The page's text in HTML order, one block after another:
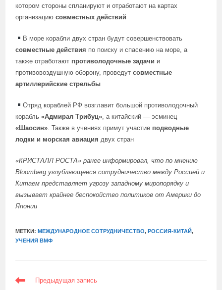
котором стороны спланируют и отработают на картах
организациюсовместных действий
В море корабли двух стран будут совершенствовать
совместные действия по поиску и спасению на море, а
также отработают противолодочные задачи и
противовоздушную оборону, проведутсовместные
артиллерийские стрельбы
Отряд кораблей РФ возглавит большой противолодочный
корабль«Адмирал Трибуц», а китайский — эсминец
«Шаосин». Также в учениях примут участие подводные
лодки и морская авиация двух стран
«КРИСТАЛЛ РОСТА» ранее информировал, что по мнению
Bloomberg углубляющееся сотрудничество между Россией и
Китаем представляет угрозу западному миропорядку и
вызывает крайнее беспокойство политиков от Америки до
Японии
МЕТКИ:МЕЖДУНАРОДНОЕ СОТРУДНИЧЕСТВО, РОССИЯ-КИТАЙ,
УЧЕНИЯ ВМФ
ЕЩЕ
СТАТЬИ
Предыдущая запись